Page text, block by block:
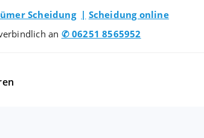
Scheidung | Scheidung online
an ✆ 06251 8565952